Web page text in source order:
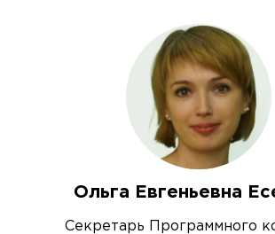
Ольга Евгеньевна
Секретарь Программного